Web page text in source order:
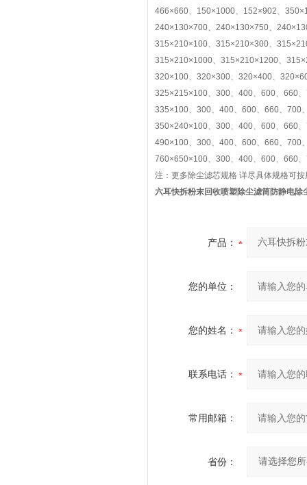
466×660、150×1000、152×902、
240×130×700、240×130×750、
315×210×100、315×210×300、
315×210×1000、315×210×1200、
320×100、320×300、320×400、
325×215×100、300、400、600、660
335×100、300、400、600、660、700
350×240×100、300、400、600、660
490×100、300、400、600、660、700
760×650×100、300、400、600、660
注：更多除尘滤芯规格 详尽具体规格可
六耳快拆粉末回收喷塑除尘滤筒防静电除
产品：
您的单位：
您的姓名：
联系电话：
常用邮箱：
省份：